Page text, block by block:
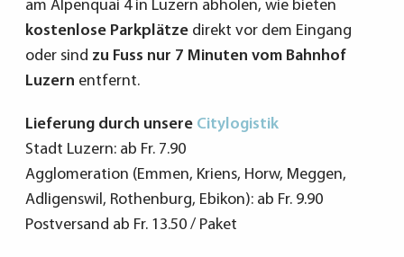
am Alpenquai 4 in Luzern abholen, wie bieten
kostenlose Parkplätze direkt vor dem Eingang
oder sind zu Fuss nur 7 Minuten vom Bahnhof
Luzern entfernt.
Lieferung durch unsere Citylogistik
Stadt Luzern: ab Fr. 7.90
Agglomeration (Emmen, Kriens, Horw, Meggen,
Adligenswil, Rothenburg, Ebikon): ab Fr. 9.90
Postversand ab Fr. 13.50 / Paket